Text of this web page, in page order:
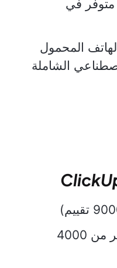
متوفر في
المحمول
الشاملة
4.7/5 (أكثر من 4000